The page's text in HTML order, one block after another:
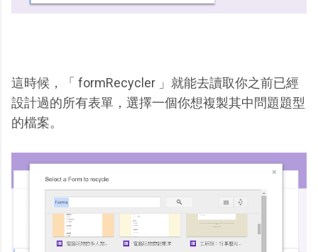
這時候，「 formRecycler 」就能去讀取你之前已經
設計過的所有表單，選擇一個你想複製其中問題題型
的檔案。